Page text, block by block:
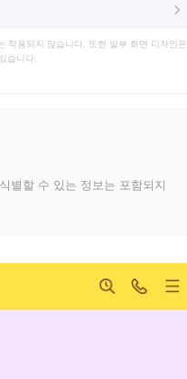
적용되지 않습니다. 또한 일부 화면 디자인은
습니다.
별할 수 있는 정보는 포함되지